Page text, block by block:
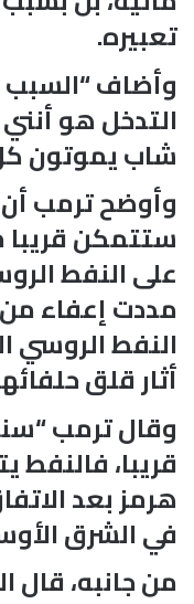
تعبيره.
وأضاف “السبب
شاب يموتون
وأوضح ترمب أن
ستتمكن
على النفط
مددت إعفاء
النفط الروسي
أثار قلق
وقال ترمب
قريبا،
هرمز بعد
في الشرق
من جانبه، قال